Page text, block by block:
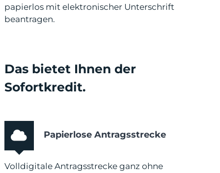
papierlos mit elektronischer Unterschrift
beantragen.
Das bietet Ihnen der
Sofortkredit.
Papierlose Antragsstrecke
Volldigitale Antragsstrecke ganz ohne